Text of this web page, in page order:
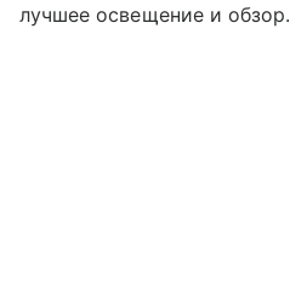
лучшее освещение и обзор.